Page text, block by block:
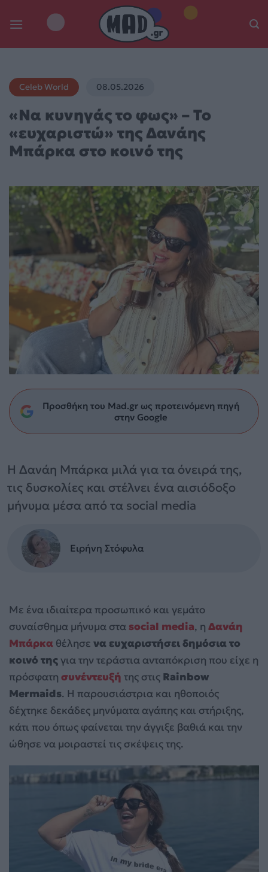
Celeb World 08.05.2026
«Να κυνηγάς το φως» – Το
«ευχαριστώ» της Δανάης
Μπάρκα στο κοινό της
Προσθήκη του Mad.gr ως προτεινόμενη πηγή
στην Google
Η Δανάη Μπάρκα μιλά για τα όνειρά της,
τις δυσκολίες και στέλνει ένα αισιόδοξο
μήνυμα μέσα από τα social media
Ειρήνη Στόφυλα
Με ένα ιδιαίτερα προσωπικό και γεμάτο
συναίσθημα μήνυμα στα social media, η Δανάη
Μπάρκα θέλησε να ευχαριστήσει δημόσια το
κοινό της για την τεράστια ανταπόκριση που είχε η
πρόσφατη συνέντευξή της στις Rainbow
Mermaids. Η παρουσιάστρια και ηθοποιός
δέχτηκε δεκάδες μηνύματα αγάπης και στήριξης,
κάτι που όπως φαίνεται την άγγιξε βαθιά και την
ώθησε να μοιραστεί τις σκέψεις της.